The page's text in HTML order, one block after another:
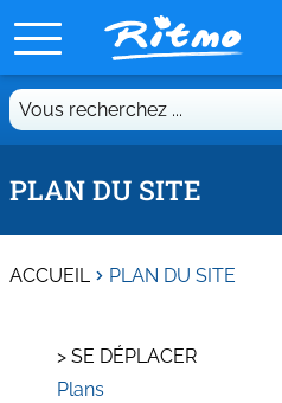
Vous
recherchez
PLAN DU SITE
ACCUEIL PLAN DU SITE
> SE DÉPLACER
Plans